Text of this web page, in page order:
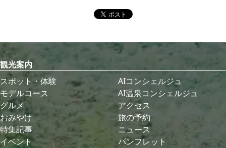
観光案内
スポット・体験
モデルコース
グルメ
おみやげ
特集記事
イベント
AIコンシェルジュ
AI温泉コンシェルジュ
アクセス
旅の予約
ニュース
パンフレット